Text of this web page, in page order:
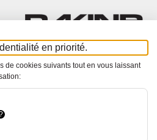
© Bucher+Walt 2011-2026
en priorité.
de cookies suivants tout en vous laissant